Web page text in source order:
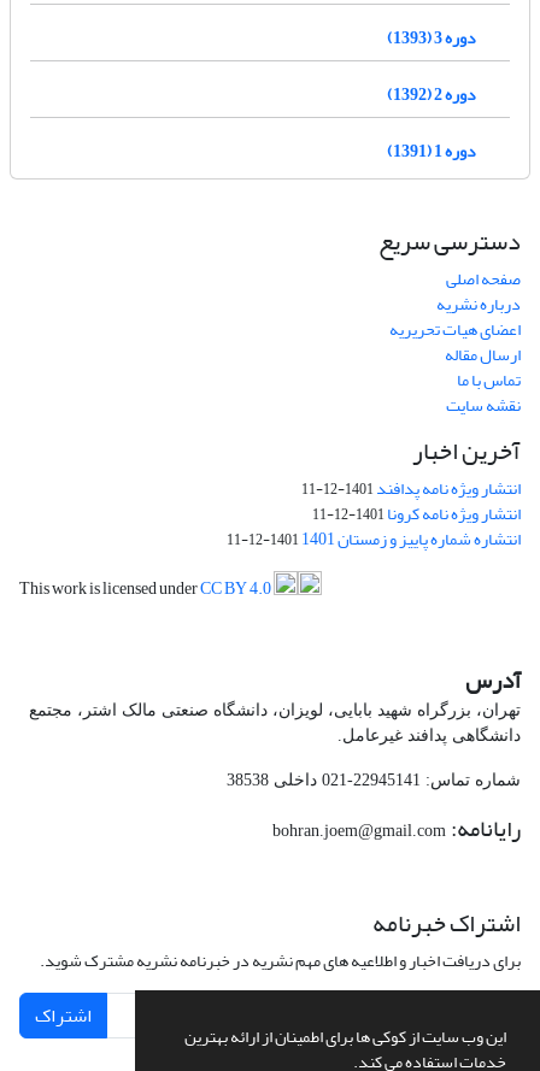
این وب سایت از کوکی ها برای اطمینان از ارائه بهترین
خدمات استفاده می کند.
دوره 3 (1393)
دوره 2 (1392)
دوره 1 (1391)
دسترسی سریع
صفحه اصلی
درباره نشریه
اعضای هیات تحریریه
ارسال مقاله
تماس با ما
نقشه سایت
آخرین اخبار
انتشار ویژه نامه پدافند1401-12-11
انتشار ویژه نامه کرونا1401-12-11
انتشاره شماره پاییز و زمستان 1401 1401-12-11
This work is licensed underCC BY 4.0
آدرس
تهران، بزرگراه شهید بابایی، لویزان، دانشگاه صنعتی مالک اشتر، مجتمع
دانشگاهی پدافند غیرعامل.
شماره تماس: 22945141-021 داخلی 38538
رایانامه:
اشتراک خبرنامه
برای دریافت اخبار و اطلاعیه های مهم نشریه در خبرنامه نشریه مشترک شوید.
اشتراک